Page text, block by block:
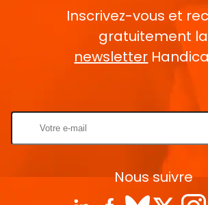
Inscrivez-vous et
gratuitement la
newsletter
Nous suivre